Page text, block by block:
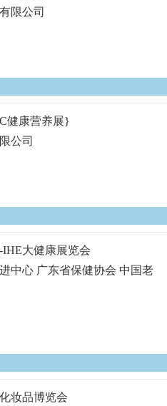
限公司
健康营养展}
公司
IHE大健康展览会
中心 广东省保健协会 中国老
妆品博览会